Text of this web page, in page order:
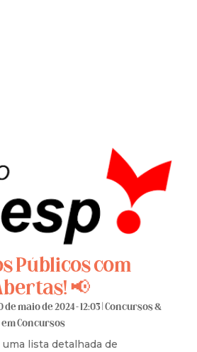
Públicos com
📢
de maio de 2024 - 12:03|Concursos &
Concursos
lista detalhada de